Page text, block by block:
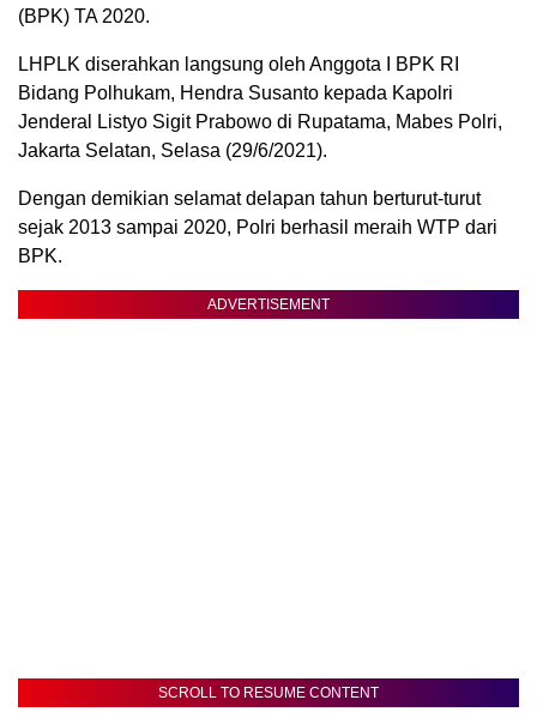
(BPK) TA 2020.
LHPLK diserahkan langsung oleh Anggota I BPK RI
Bidang Polhukam, Hendra Susanto kepada Kapolri
Jenderal Listyo Sigit Prabowo di Rupatama, Mabes Polri,
Jakarta Selatan, Selasa (29/6/2021).
Dengan demikian selamat delapan tahun berturut-turut
sejak 2013 sampai 2020, Polri berhasil meraih WTP dari
BPK.
ADVERTISEMENT
SCROLL TO RESUME CONTENT